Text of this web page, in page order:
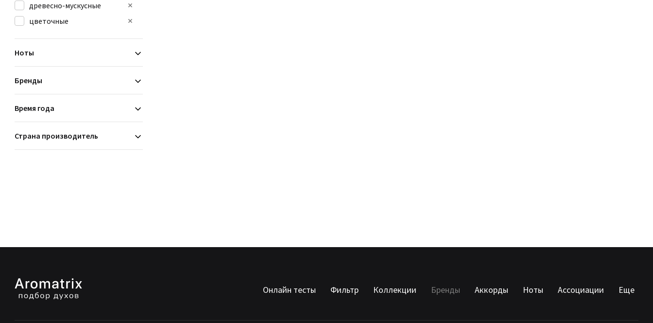
древесно-мускусные
цветочные
Ноты
Бренды
Время года
Страна производитель
Онлайн тесты Фильтр Коллекции Бренды Аккорды Ноты Ассоциации Еще